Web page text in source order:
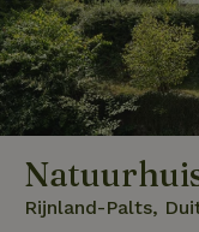
Rijnland-Palts,